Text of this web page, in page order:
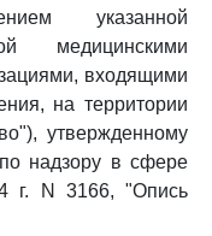
указанной
медицинскими
входящими
на территории
утвержденному
надзору в сфере
г. N 3166, "Опись